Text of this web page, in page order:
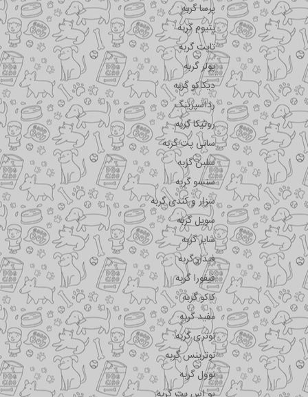
پرسا گربه
پتیوم گربه
تاپت گربه
پولر گربه
دیکاکو گربه
رداسپرینگ
روتیکا گربه
سانی پت گربه
سلبن گربه
سنسو گربه
سزار و کندی گربه
سویل گربه
شایر گربه
فیدار گربه
فیفورا گربه
کاکو گربه
مفید گربه
نوتری گربه
نوترینس گربه
نوول گربه